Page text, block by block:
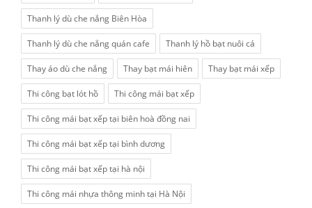
Thanh lý dù che nắng Biên Hòa
Thanh lý dù che nắng quán cafe Thanh lý hồ bạt nuôi cá
Thay áo dù che nắng Thay bạt mái hiên Thay bạt mái xếp
Thi công bạt lót hồ Thi công mái bạt xếp
Thi công mái bạt xếp tại biên hoà đồng nai
Thi công mái bạt xếp tại bình dương
Thi công mái bạt xếp tại hà nội
Thi công mái nhựa thông minh tại Hà Nội